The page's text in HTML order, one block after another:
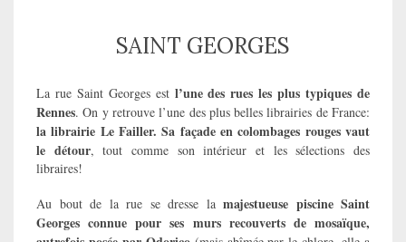
SAINT GEORGES
La rue Saint Georges est l’une des rues les plus typiques de
Rennes. On y retrouve l’une des plus belles librairies de France:
la librairie Le Failler. Sa façade en colombages rouges vaut
le détour, tout comme son intérieur et les sélections des
libraires!
Au bout de la rue se dresse la majestueuse piscine Saint
Georges connue pour ses murs recouverts de mosaïque,